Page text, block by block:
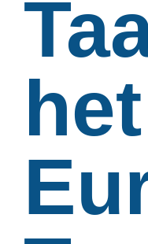
het